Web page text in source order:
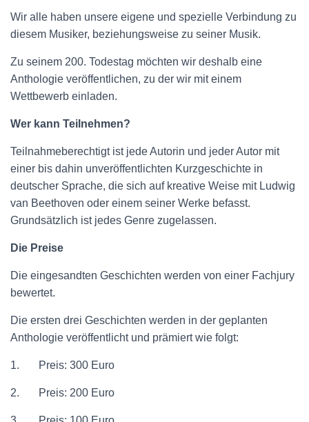
Wir alle haben unsere eigene und spezielle Verbindung zu
diesem Musiker, beziehungsweise zu seiner Musik.
Zu seinem 200. Todestag möchten wir deshalb eine
Anthologie veröffentlichen, zu der wir mit einem
Wettbewerb einladen.
Wer kann Teilnehmen?
Teilnahmeberechtigt ist jede Autorin und jeder Autor mit
einer bis dahin unveröffentlichten Kurzgeschichte in
deutscher Sprache, die sich auf kreative Weise mit Ludwig
van Beethoven oder einem seiner Werke befasst.
Grundsätzlich ist jedes Genre zugelassen.
Die Preise
Die eingesandten Geschichten werden von einer Fachjury
bewertet.
Die ersten drei Geschichten werden in der geplanten
Anthologie veröffentlicht und prämiert wie folgt:
1. Preis: 300 Euro
2. Preis: 200 Euro